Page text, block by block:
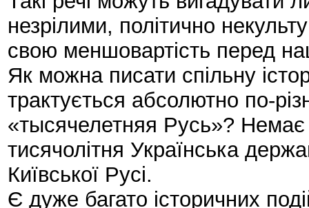
незрілими, політично
свою меншовартість перед
Як можна писати спільну
трактується абсолютно по-
«тысячелетняя Русь»?
тисячолітня Українська
Київської Русі.
Є дуже багато історичних